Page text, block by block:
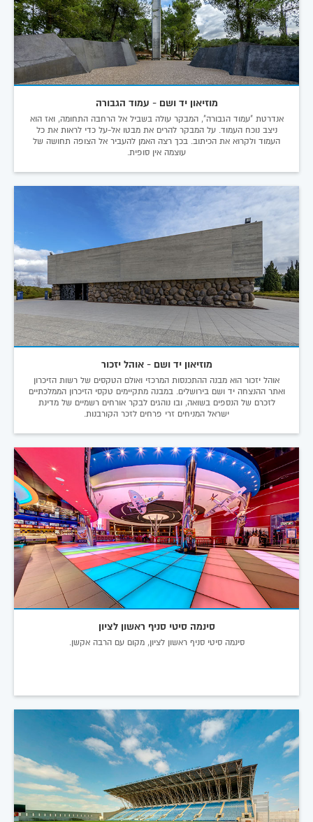
מוזיאון יד ושם - עמוד הגבורה
אנדרטת "עמוד הגבורה", המבקר עולה בשביל אל הרחבה התחומה, ואז הוא
ניצב נוכח העמוד. על המבקר להרים את מבטו אל-על כדי לראות את כל
העמוד ולקרוא את הכיתוב. בכך רצה האמן להעביר אל הצופה תחושה של
עוצמה אין סופית.
מוזיאון יד ושם - אוהל יזכור
אוהל יזכור הוא מבנה ההתכנסות המרכזי ואולם הטקסים של רשות הזיכרון
ואתר ההנצחה יד ושם בירושלים. במבנה מתקיימים טקסי הזיכרון הממלכתיים
לזכרם של הנספים בשואה, ובו נוהגים לבקר אורחים רשמיים של מדינת
ישראל המניחים זרי פרחים לזכר הקורבנות.
סינמה סיטי סניף ראשון לציון
סינמה סיטי סניף ראשון לציון, מקום עם הרבה אקשן.